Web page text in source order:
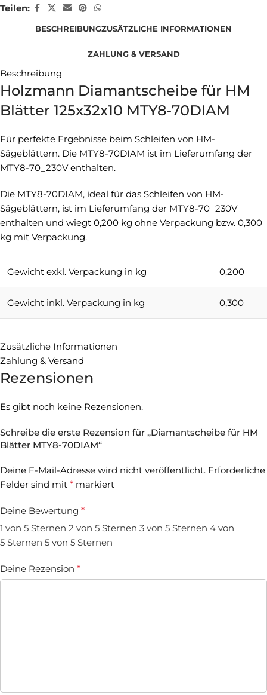
Teilen:
BESCHREIBUNGZUSÄTZLICHE INFORMATIONEN
ZAHLUNG & VERSAND
Beschreibung
Holzmann Diamantscheibe für HM
Blätter 125x32x10 MTY8-70DIAM
Für perfekte Ergebnisse beim Schleifen von HM-
Sägeblättern. Die MTY8-70DIAM ist im Lieferumfang der
MTY8-70_230V enthalten.
Die MTY8-70DIAM, ideal für das Schleifen von HM-
Sägeblättern, ist im Lieferumfang der MTY8-70_230V
enthalten und wiegt 0,200 kg ohne Verpackung bzw. 0,300
kg mit Verpackung.
Gewicht exkl. Verpackung in kg 0,200
Gewicht inkl. Verpackung in kg 0,300
Zusätzliche Informationen
Zahlung & Versand
Rezensionen
Es gibt noch keine Rezensionen.
Schreibe die erste Rezension für „Diamantscheibe für HM
Blätter MTY8-70DIAM“
Deine E-Mail-Adresse wird nicht veröffentlicht. Erforderliche
Felder sind mit * markiert
Deine Bewertung *
1 von 5 Sternen 2 von 5 Sternen 3 von 5 Sternen 4 von
5 Sternen 5 von 5 Sternen
Deine Rezension *